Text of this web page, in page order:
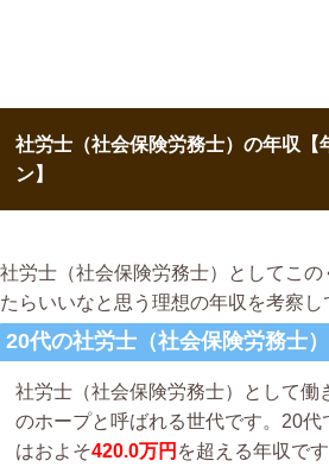
社労士（社会保険労務士）の年収【
ン】
社労士（社会保険労務士）としてこ
たらいいなと思う理想の年収を考察し
20代の社労士（社会保険労務士
社労士（社会保険労務士）として働
のホープと呼ばれる世代です。20代
はおよそ420.0万円 を超える年収です